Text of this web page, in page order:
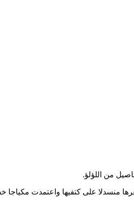
من اللؤلؤ.
منسدلا على كتفيها واعتمدت مكياجا